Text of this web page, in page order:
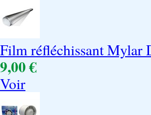
Film réfléchissant Mylar
9,00 €
Voir